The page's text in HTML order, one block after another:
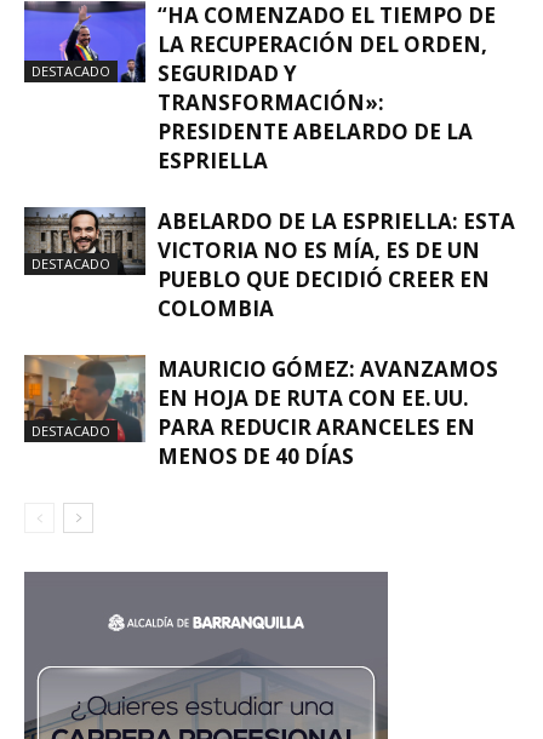
DESTACADO
“HA COMENZADO EL TIEMPO DE
LA RECUPERACIÓN DEL ORDEN,
SEGURIDAD Y
TRANSFORMACIÓN»:
PRESIDENTE ABELARDO DE LA
ESPRIELLA
DESTACADO
ABELARDO DE LA ESPRIELLA: ESTA
VICTORIA NO ES MÍA, ES DE UN
PUEBLO QUE DECIDIÓ CREER EN
COLOMBIA
DESTACADO
MAURICIO GÓMEZ: AVANZAMOS
EN HOJA DE RUTA CON EE. UU.
PARA REDUCIR ARANCELES EN
MENOS DE 40 DÍAS